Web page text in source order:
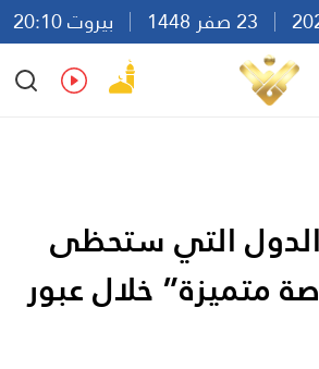
بيروت 20:10
Ar
En Fr Es
التي ستحظى
متميزة” خلال عبور